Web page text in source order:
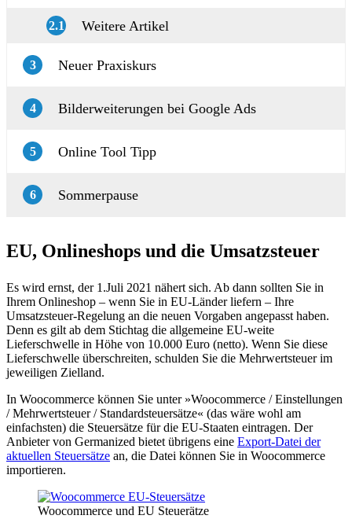
2.1 Weitere Artikel
3 Neuer Praxiskurs
4 Bilderweiterungen bei Google Ads
5 Online Tool Tipp
6 Sommerpause
EU, Onlineshops und die Umsatzsteuer
Es wird ernst, der 1.Juli 2021 nähert sich. Ab dann sollten Sie in
Ihrem Onlineshop – wenn Sie in EU-Länder liefern – Ihre
Umsatzsteuer-Regelung an die neuen Vorgaben angepasst haben.
Denn es gilt ab dem Stichtag die allgemeine EU-weite
Lieferschwelle in Höhe von 10.000 Euro (netto). Wenn Sie diese
Lieferschwelle überschreiten, schulden Sie die Mehrwertsteuer im
jeweiligen Zielland.
In Woocommerce können Sie unter »Woocommerce / Einstellungen
/ Mehrwertsteuer / Standardsteuersätze« (das wäre wohl am
einfachsten) die Steuersätze für die EU-Staaten eintragen. Der
Anbieter von Germanized bietet übrigens eine Export-Datei der
aktuellen Steuersätze an, die Datei können Sie in Woocommerce
importieren.
Woocommerce und EU Steuerätze